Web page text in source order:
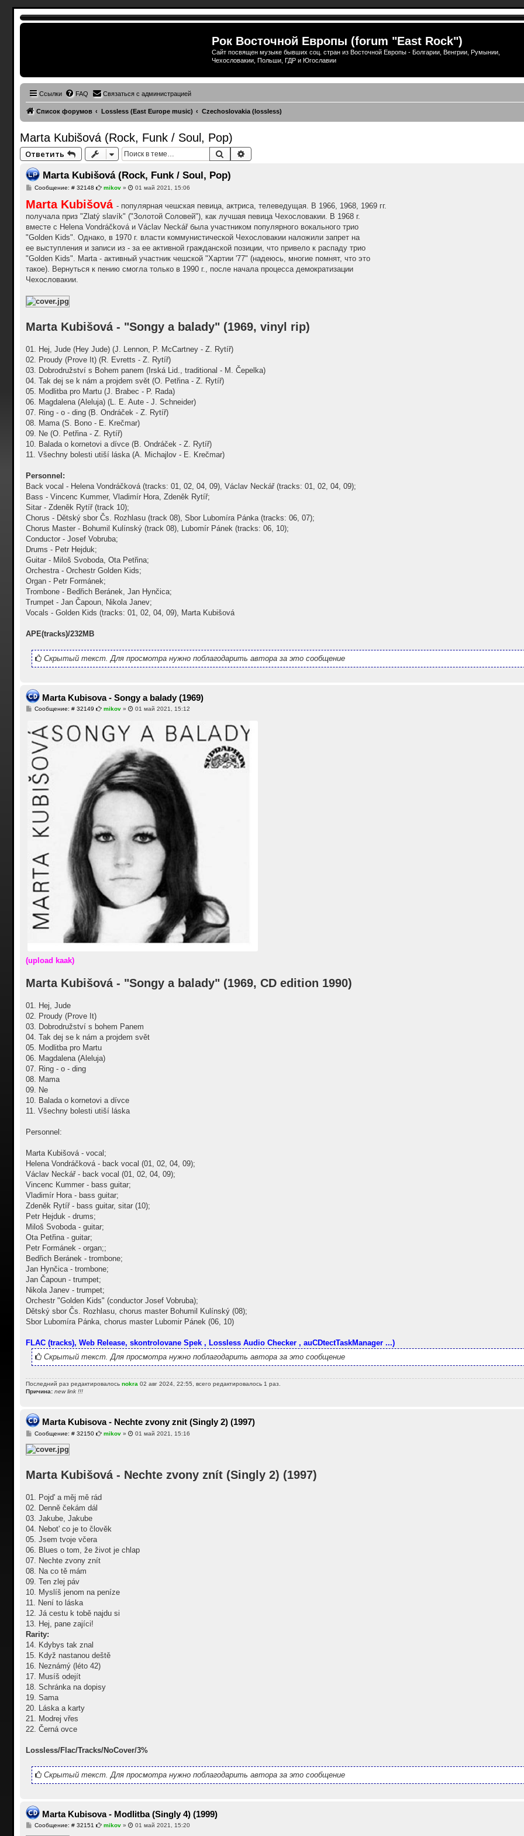
Рок Восточной Европы (forum "East Rock")
Сайт посвящен музыке бывших соц. стран из Восточной Европы - Болгарии, Венгрии, Румынии,
Чехословакии, Польши, ГДР и Югославии
Ссылки FAQ Связаться с администрацией
Список форумов Lossless (East Europe music) Czechoslovakia (lossless)
Marta Kubišová (Rock, Funk / Soul, Pop)
Ответить Поиск
Marta Kubišová (Rock, Funk / Soul, Pop)
Сообщение: # 32148 С
о
б
щ
е
н
и
mikov » 01 май 2021, 15:06
Marta Kubišová - популярная чешская певица, актриса, телеведущая. В 1966, 1968, 1969 гг.
получала приз "Zlatý slavík" ("Золотой Соловей"), как лучшая певица Чехословакии. В 1968 г.
вместе с Helena Vondráčková и Václav Neckář была участником популярного вокального трио
"Golden Kids". Однако, в 1970 г. власти коммунистической Чехословакии наложили запрет на
ее выступления и записи из - за ее активной гражданской позиции, что привело к распаду трио
"Golden Kids". Marta - активный участник чешской "Хартии '77" (надеюсь, многие помнят, что это
такое). Вернуться к пению смогла только в 1990 г., после начала процесса демократизации
Чехословакии.
Marta Kubišová - "Songy a balady" (1969, vinyl rip)
01. Hej, Jude (Hey Jude) (J. Lennon, P. McCartney - Z. Rytíř)
02. Proudy (Prove It) (R. Evretts - Z. Rytíř)
03. Dobrodružství s Bohem panem (Irská Lid., traditional - M. Čepelka)
04. Tak dej se k nám a projdem svět (O. Petřina - Z. Rytíř)
05. Modlitba pro Martu (J. Brabec - P. Rada)
06. Magdalena (Aleluja) (L. E. Aute - J. Schneider)
07. Ring - o - ding (B. Ondráček - Z. Rytíř)
08. Mama (S. Bono - E. Krečmar)
09. Ne (O. Petřina - Z. Rytíř)
10. Balada o kornetovi a dívce (B. Ondráček - Z. Rytíř)
11. Všechny bolesti utiší láska (A. Michajlov - E. Krečmar)
Personnel:
Back vocal - Helena Vondráčková (tracks: 01, 02, 04, 09), Václav Neckář (tracks: 01, 02, 04, 09);
Bass - Vincenc Kummer, Vladimír Hora, Zdeněk Rytíř;
Sitar - Zdeněk Rytíř (track 10);
Chorus - Dětský sbor Čs. Rozhlasu (track 08), Sbor Lubomíra Pánka (tracks: 06, 07);
Chorus Master - Bohumil Kulínský (track 08), Lubomír Pánek (tracks: 06, 10);
Conductor - Josef Vobruba;
Drums - Petr Hejduk;
Guitar - Miloš Svoboda, Ota Petřina;
Orchestra - Orchestr Golden Kids;
Organ - Petr Formánek;
Trombone - Bedřich Beránek, Jan Hynčica;
Trumpet - Jan Čapoun, Nikola Janev;
Vocals - Golden Kids (tracks: 01, 02, 04, 09), Marta Kubišová
APE(tracks)/232MB
Скрытый текст. Для просмотра нужно поблагодарить автора за это сообщение
Marta Kubisova - Songy a balady (1969)
Сообщение: # 32149 С
щ
е
mikov » 01 май 2021, 15:12
(upload kaak)
Marta Kubišová - "Songy a balady" (1969, CD edition 1990)
01. Hej, Jude
02. Proudy (Prove It)
03. Dobrodružství s bohem Panem
04. Tak dej se k nám a projdem svět
05. Modlitba pro Martu
06. Magdalena (Aleluja)
07. Ring - o - ding
08. Mama
09. Ne
10. Balada o kornetovi a dívce
11. Všechny bolesti utiší láska
Personnel:
Marta Kubišová - vocal;
Helena Vondráčková - back vocal (01, 02, 04, 09);
Václav Neckář - back vocal (01, 02, 04, 09);
Vincenc Kummer - bass guitar;
Vladimír Hora - bass guitar;
Zdeněk Rytíř - bass guitar, sitar (10);
Petr Hejduk - drums;
Miloš Svoboda - guitar;
Ota Petřina - guitar;
Petr Formánek - organ;;
Bedřich Beránek - trombone;
Jan Hynčica - trombone;
Jan Čapoun - trumpet;
Nikola Janev - trumpet;
Orchestr "Golden Kids" (conductor Josef Vobruba);
Dětský sbor Čs. Rozhlasu, chorus master Bohumil Kulínský (08);
Sbor Lubomíra Pánka, chorus master Lubomir Pánek (06, 10)
FLAC (tracks), Web Release, skontrolovane Spek , Lossless Audio Checker , auCDtectTaskManager ...)
Скрытый текст. Для просмотра нужно поблагодарить автора за это сообщение
Последний раз редактировалось nokra 02 авг 2024, 22:55, всего редактировалось 1 раз.
Причина: new link !!!
Marta Kubisova - Nechte zvony znit (Singly 2) (1997)
Сообщение: # 32150С
н
mikov » 01 май 2021, 15:16
Marta Kubišová - Nechte zvony znít (Singly 2) (1997)
01. Pojd' a měj mě rád
02. Denně čekám dál
03. Jakube, Jakube
04. Nebot' co je to člověk
05. Jsem tvoje včera
06. Blues o tom, že život je chlap
07. Nechte zvony znít
08. Na co tě mám
09. Ten zlej páv
10. Myslíš jenom na peníze
11. Není to láska
12. Já cestu k tobě najdu si
13. Hej, pane zajíci!
Rarity:
14. Kdybys tak znal
15. Když nastanou deště
16. Neznámý (léto 42)
17. Musíš odejít
18. Schránka na dopisy
19. Sama
20. Láska a karty
21. Modrej vřes
22. Černá ovce
Lossless/Flac/Tracks/NoCover/3%
Скрытый текст. Для просмотра нужно поблагодарить автора за это сообщение
Marta Kubisova - Modlitba (Singly 4) (1999)
Сообщение: # 32151 С
mikov » 01 май 2021, 15:20